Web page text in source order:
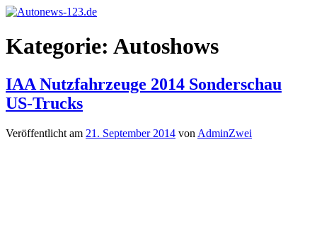
Zum
springen
123.de
mit
Kategorie: Autoshows
IAA Nutzfahrzeuge 2014 Sonderschau
US-Trucks
Veröffentlicht am 21. September 2014 von AdminZwei